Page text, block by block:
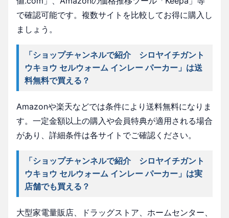
で確認可能です。複数サイトを比較してお得に購入し
ましょう。
「ショップチャンネルで紹介 シロヤイチガント
ウキョウ セルウォーム インレー パーカー」は送
料無料で買える？
Amazonや楽天などでは条件により送料無料になりま
す。一定金額以上の購入や会員特典が適用される場合
があり、詳細条件は各サイトでご確認ください。
「ショップチャンネルで紹介 シロヤイチガント
ウキョウ セルウォーム インレー パーカー」は実
店舗でも買える？
大型家電量販店、ドラッグストア、ホームセンター、